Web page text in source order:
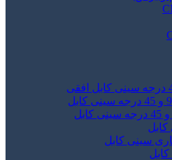
کابل
سینی کابل